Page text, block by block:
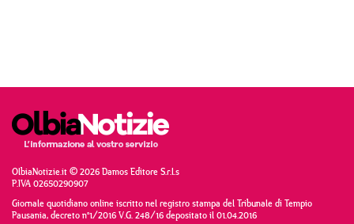
OlbiaNotizie.it © 2026 Damos Editore S.r.l.s
P.IVA 02650290907
Giornale quotidiano online iscritto nel registro stampa del Tribunale di Tempio
Pausania, decreto n°1/2016 V.G. 248/16 depositato il 01.04.2016